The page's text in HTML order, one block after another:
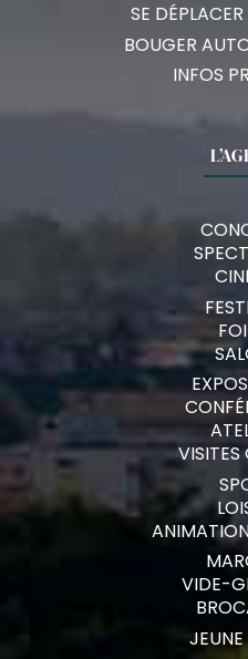
SE
BOUGER
INFOS
VISITES
VIDE-